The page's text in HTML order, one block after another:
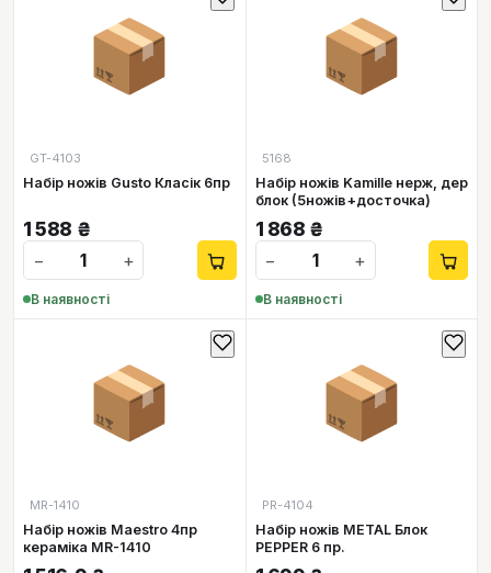
📦
GT-4103
Набір ножів Gusto Класік 6пр
1 588 ₴
−
+
В наявності
📦
5168
Набір ножів Kamille нерж, дер
блок (5ножів+досточка)
1 868 ₴
−
+
В наявності
📦
MR-1410
Набір ножів Maestro 4пр
кераміка MR-1410
📦
PR-4104
Набір ножів METAL Блок
PEPPER 6 пр.